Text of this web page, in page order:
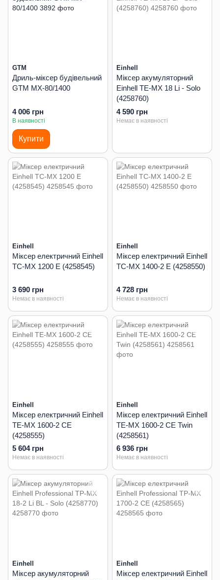
GTM
Дриль-міксер будівельний
GTM MX-80/1400
4 006 грн
В наявності
Купити
Einhell
Міксер акумуляторний
Einhell TE-MX 18 Li - Solo
(4258760)
4 590 грн
Немає в наявності
Einhell
Міксер електричний Einhell
TC-MX 1200 E (4258545)
3 690 грн
Немає в наявності
Einhell
Міксер електричний Einhell
TC-MX 1400-2 E (4258550)
4 728 грн
Немає в наявності
Einhell
Міксер електричний Einhell
TE-MX 1600-2 CE
(4258555)
5 604 грн
Немає в наявності
Einhell
Міксер електричний Einhell
TE-MX 1600-2 CE Twin
(4258561)
6 936 грн
Немає в наявності
Einhell
Міксер акумуляторний
Einhell
Міксер електричний Einhell